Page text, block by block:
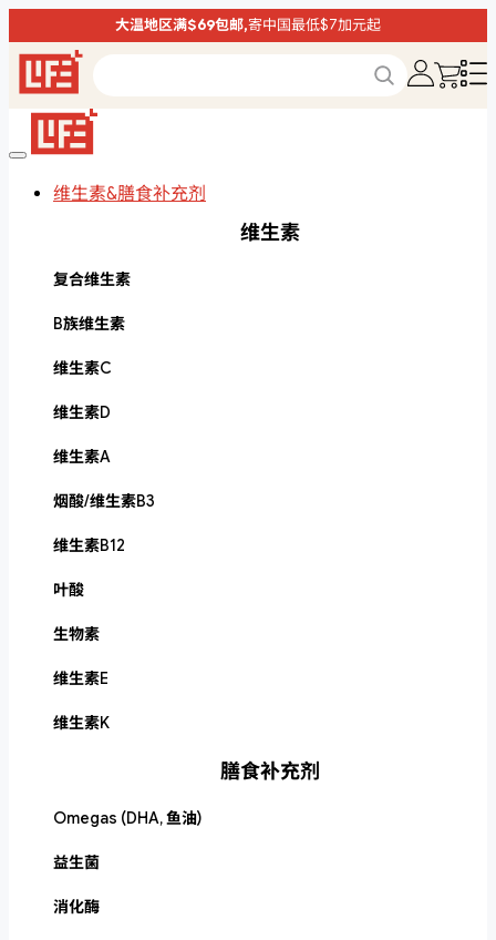
大温地区满$69包邮,寄中国最低$7加元起
维生素&膳食补充剂
维生素
复合维生素
B族维生素
维生素C
维生素D
维生素A
烟酸/维生素B3
维生素B12
叶酸
生物素
维生素E
维生素K
膳食补充剂
Omegas (DHA, 鱼油)
益生菌
消化酶